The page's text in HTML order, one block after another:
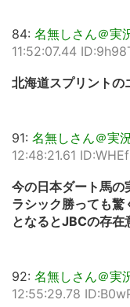
84: 名無しさん＠実
11:52:07.44
北海道スプリントの
91: 名無しさん＠実
12:48:21.61
今の日本ダート馬の
ラシック勝っても
となるとJBCの存在
92: 名無しさん＠実
12:55:29.78